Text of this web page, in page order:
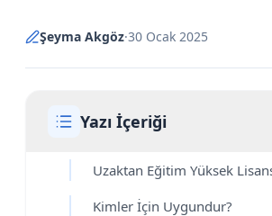
Şeyma Akgöz·30 Ocak 2025
Yazı İçeriği
Uzaktan Eğitim Yüksek
Kimler İçin Uygundur?